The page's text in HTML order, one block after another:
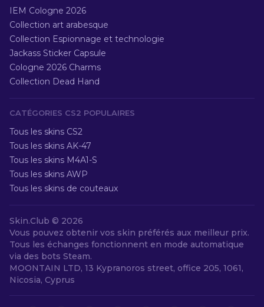
IEM Cologne 2026
Collection art arabesque
Collection Espionnage et technologie
Jackass Sticker Capsule
Cologne 2026 Charms
Collection Dead Hand
CATÉGORIES CS2 POPULAIRES
Tous les skins CS2
Tous les skins AK-47
Tous les skins M4A1-S
Tous les skins AWP
Tous les skins de couteaux
Skin.Club © 2026
Vous pouvez obtenir vos skin préférés aux meilleur prix.
Tous les échanges fonctionnent en mode automatique
via des bots Steam.
MOONTAIN LTD, 13 Kypranoros street, office 205, 1061,
Nicosia, Cyprus